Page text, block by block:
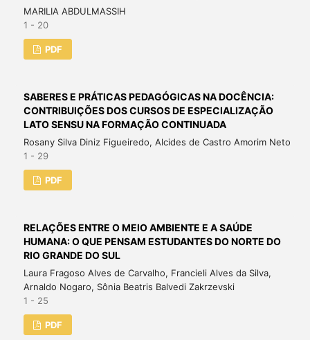
MARILIA ABDULMASSIH
1 - 20
PDF
SABERES E PRÁTICAS PEDAGÓGICAS NA DOCÊNCIA:
CONTRIBUIÇÕES DOS CURSOS DE ESPECIALIZAÇÃO
LATO SENSU NA FORMAÇÃO CONTINUADA
Rosany Silva Diniz Figueiredo, Alcides de Castro Amorim Neto
1 - 29
PDF
RELAÇÕES ENTRE O MEIO AMBIENTE E A SAÚDE
HUMANA: O QUE PENSAM ESTUDANTES DO NORTE DO
RIO GRANDE DO SUL
Laura Fragoso Alves de Carvalho, Francieli Alves da Silva,
Arnaldo Nogaro, Sônia Beatris Balvedi Zakrzevski
1 - 25
PDF